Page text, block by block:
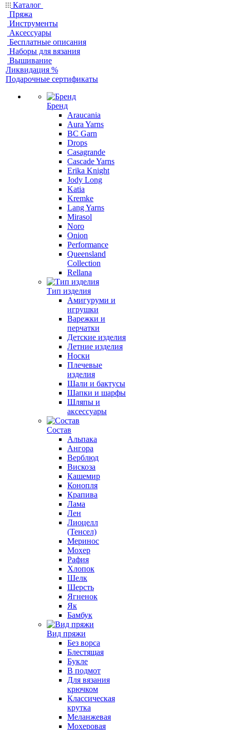
Каталог
Пряжа
Инструменты
Аксессуары
Бесплатные описания
Наборы для вязания
Вышивание
Ликвидация %
Подарочные сертификаты
Бренд
Araucania
Aura Yarns
BC Garn
Drops
Casagrande
Cascade Yarns
Erika Knight
Jody Long
Katia
Kremke
Lang Yarns
Mirasol
Noro
Onion
Performance
Queensland
Collection
Rellana
Тип изделия
Амигуруми и
игрушки
Варежки и
перчатки
Детские изделия
Летние изделия
Носки
Плечевые
изделия
Шали и бактусы
Шапки и шарфы
Шляпы и
аксессуары
Состав
Альпака
Ангора
Верблюд
Вискоза
Кашемир
Конопля
Крапива
Лама
Лен
Лиоцелл
(Тенсел)
Меринос
Мохер
Рафия
Хлопок
Шелк
Шерсть
Ягненок
Як
Бамбук
Вид пряжи
Без ворса
Блестящая
Букле
В подмот
Для вязания
крючком
Классическая
крутка
Меланжевая
Мохеровая